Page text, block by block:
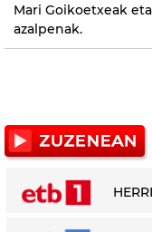
Mari Goikoetxeak
azalpenak.